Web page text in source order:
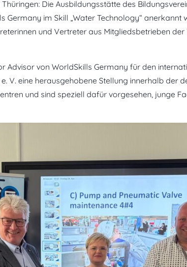
Die Ausbildungsstätte des
im Skill „Water Technology“
und Vertreter aus Mitgliedsbetrieben
Advisor von WorldSkills Germany für den
V. eine herausgehobene Stellung innerhalb der
und sind speziell dafür vorgesehen, junge